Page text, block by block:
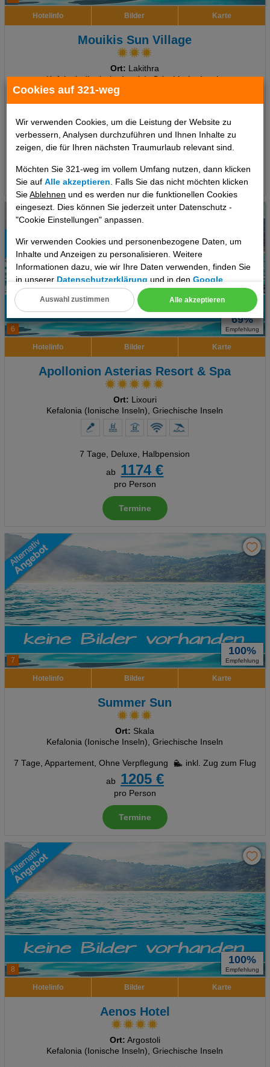
Cookies auf 321-weg
Wir verwenden Cookies, um die Leistung der Website zu
verbessern, Analysen durchzuführen und Ihnen Inhalte zu
zeigen, die für Ihren nächsten Traumurlaub relevant sind.
Möchten Sie 321-weg im vollem Umfang nutzen, dann klicken
Sie aufAlle akzeptieren . Falls Sie das nicht möchten klicken
SieAblehnen und es werden nur die funktionellen Cookies
eingesezt. Dies können Sie jederzeit unter Datenschutz -
"Cookie Einstellungen" anpassen.
Wir verwenden Cookies und personenbezogene Daten, um
Inhalte und Anzeigen zu personalisieren. Weitere
Informationen dazu, wie wir Ihre Daten verwenden, finden Sie
in unsererDatenschutzerklärung und in denGoogle
Datenschutz- und Nutzungsbedingungen
Cookie Einstellungen
Technische Cookies
Advertising
Alle akzeptieren
Auswahl zustimmen
Hotelinfo Bilder Karte
Mouikis Sun Village
Ort: Lakithra
Kefalonia (Ionische Inseln), Griechische Inseln
7 Tage, Studio, Ohne Verpflegung
inkl. Zug zum Flug
966 €
pro Person
Termine
6
69%
Empfehlung
Hotelinfo Bilder Karte
Apollonion Asterias Resort & Spa
Ort: Lixouri
Kefalonia (Ionische Inseln), Griechische Inseln
7 Tage, Deluxe, Halbpension
ab
1174 €
pro Person
Termine
7
100%
Empfehlung
Hotelinfo Bilder Karte
Summer Sun
Ort: Skala
Kefalonia (Ionische Inseln), Griechische Inseln
7 Tage, Appartement, Ohne Verpflegung
inkl. Zug zum Flug
ab
1205 €
pro Person
Termine
8
100%
Empfehlung
Hotelinfo Bilder Karte
Aenos Hotel
Ort: Argostoli
Kefalonia (Ionische Inseln), Griechische Inseln